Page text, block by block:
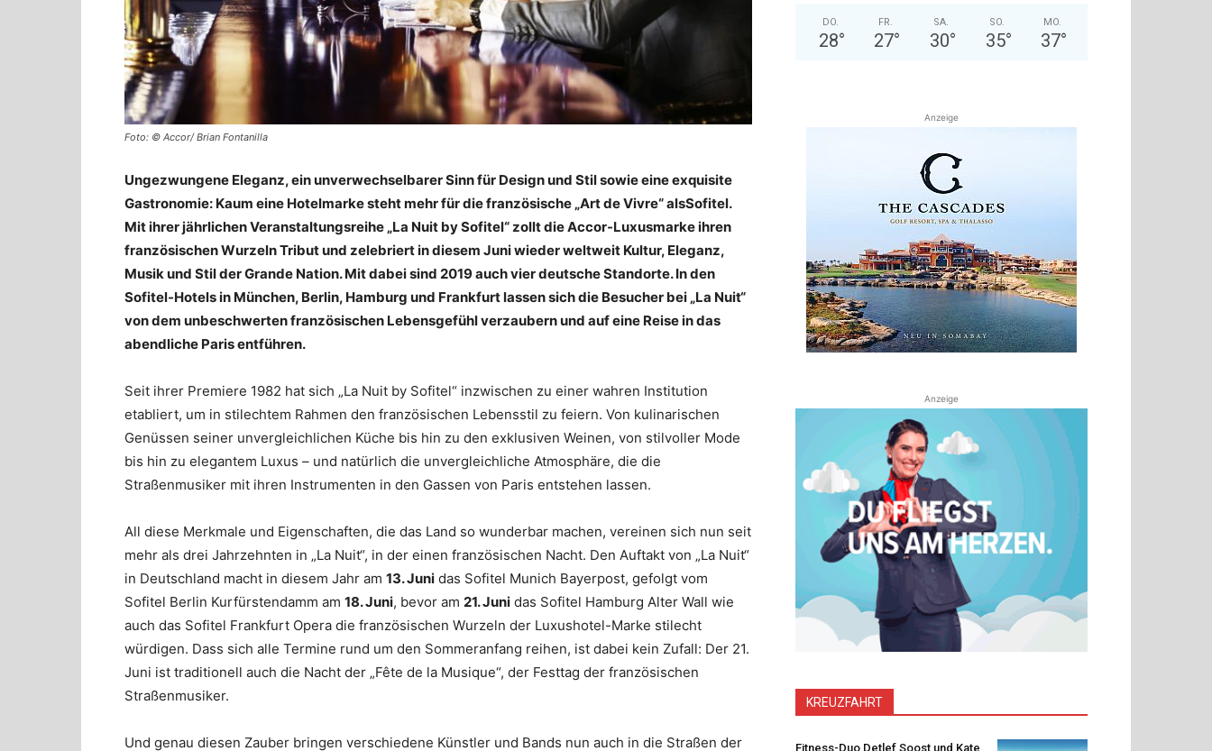
Foto: © Accor/ Brian Fontanilla
Ungezwungene Eleganz, ein unverwechselbarer Sinn für Design und Stil sowie eine exquisite
Gastronomie: Kaum eine Hotelmarke steht mehr für die französische „Art de Vivre“ alsSofitel.
Mit ihrer jährlichen Veranstaltungsreihe „La Nuit by Sofitel“ zollt die Accor-Luxusmarke ihren
französischen Wurzeln Tribut und zelebriert in diesem Juni wieder weltweit Kultur, Eleganz,
Musik und Stil der Grande Nation. Mit dabei sind 2019 auch vier deutsche Standorte. In den
Sofitel-Hotels in München, Berlin, Hamburg und Frankfurt lassen sich die Besucher bei „La Nuit“
von dem unbeschwerten französischen Lebensgefühl verzaubern und auf eine Reise in das
abendliche Paris entführen.
Seit ihrer Premiere 1982 hat sich „La Nuit by Sofitel“ inzwischen zu einer wahren Institution
etabliert, um in stilechtem Rahmen den französischen Lebensstil zu feiern. Von kulinarischen
Genüssen seiner unvergleichlichen Küche bis hin zu den exklusiven Weinen, von stilvoller Mode
bis hin zu elegantem Luxus – und natürlich die unvergleichliche Atmosphäre, die die
Straßenmusiker mit ihren Instrumenten in den Gassen von Paris entstehen lassen.
All diese Merkmale und Eigenschaften, die das Land so wunderbar machen, vereinen sich nun seit
mehr als drei Jahrzehnten in „La Nuit“, in der einen französischen Nacht. Den Auftakt von „La Nuit“
in Deutschland macht in diesem Jahr am 13. Juni das Sofitel Munich Bayerpost, gefolgt vom
Sofitel Berlin Kurfürstendamm am 18. Juni, bevor am 21. Juni das Sofitel Hamburg Alter Wall wie
auch das Sofitel Frankfurt Opera die französischen Wurzeln der Luxushotel-Marke stilecht
würdigen. Dass sich alle Termine rund um den Sommeranfang reihen, ist dabei kein Zufall: Der 21.
Juni ist traditionell auch die Nacht der „Fête de la Musique“, der Festtag der französischen
Straßenmusiker.
Und genau diesen Zauber bringen verschiedene Künstler und Bands nun auch in die Straßen der
DO.
28°
FR.
27°
SA.
30°
SO.
35°
MO.
37°
Anzeige
Anzeige
KREUZFAHRT
Fitness-Duo Detlef Soost und Kate